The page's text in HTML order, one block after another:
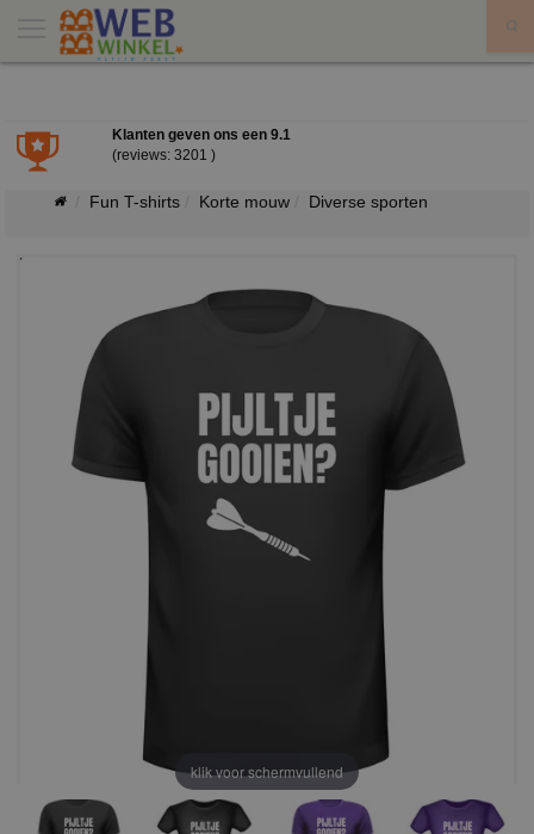
Klanten geven ons een 9.1
(reviews: 3201 )
Fun T-shirts Korte mouw Diverse sporten
klik voor schermvullend